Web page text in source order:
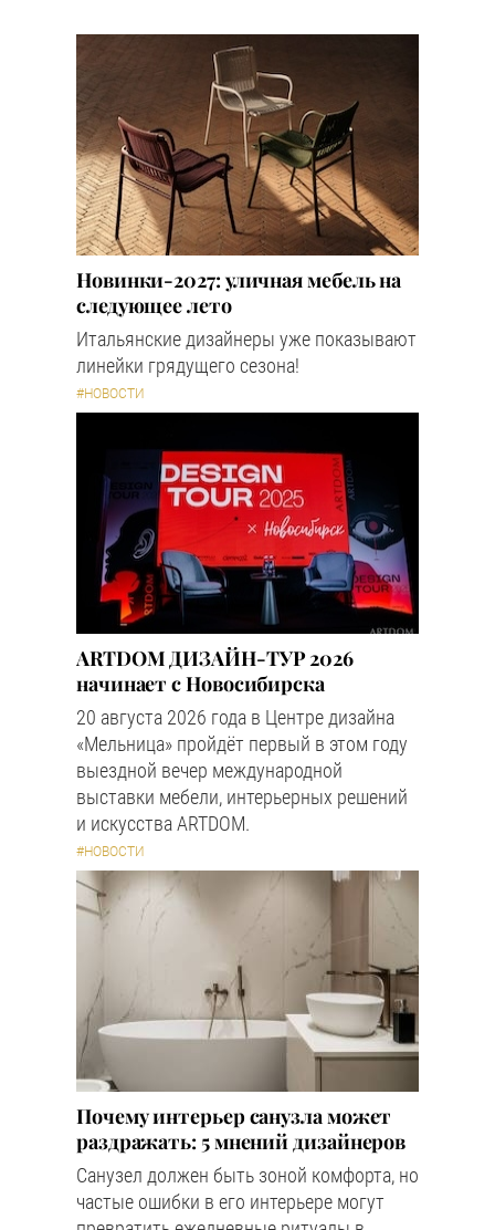
Новинки-2027: уличная мебель на
следующее лето
Итальянские дизайнеры уже показывают
линейки грядущего сезона!
#НОВОСТИ
ARTDOM ДИЗАЙН-ТУР 2026
начинает с Новосибирска
20 августа 2026 года в Центре дизайна
«Мельница» пройдёт первый в этом году
выездной вечер международной
выставки мебели, интерьерных решений
и искусства ARTDOM.
#НОВОСТИ
Почему интерьер санузла может
раздражать: 5 мнений дизайнеров
Санузел должен быть зоной комфорта, но
частые ошибки в его интерьере могут